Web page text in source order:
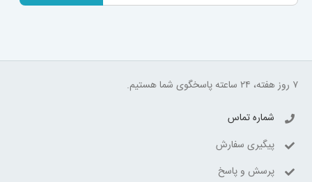
۷ روز هفته، ۲۴ ساعته پاسخگوی شما هستیم.
شماره تماس
پیگیری سفارش
پرسش و پاسخ